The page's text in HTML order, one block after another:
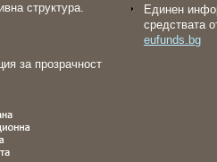
структура.
за прозрачност
Eдинен
средствата
eufunds.bg